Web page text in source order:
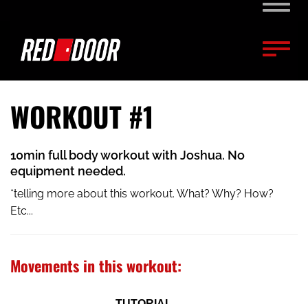
WORKOUT #1
10min full body workout with Joshua. No
equipment needed.
*telling more about this workout. What? Why? How?
Etc...
Movements in this workout: